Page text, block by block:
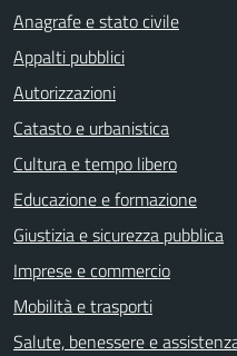
Anagrafe e stato civile
Appalti pubblici
Autorizzazioni
Catasto e urbanistica
Cultura e tempo libero
Educazione e formazione
Giustizia e sicurezza pubblica
Imprese e commercio
Mobilità e trasporti
Salute, benessere e